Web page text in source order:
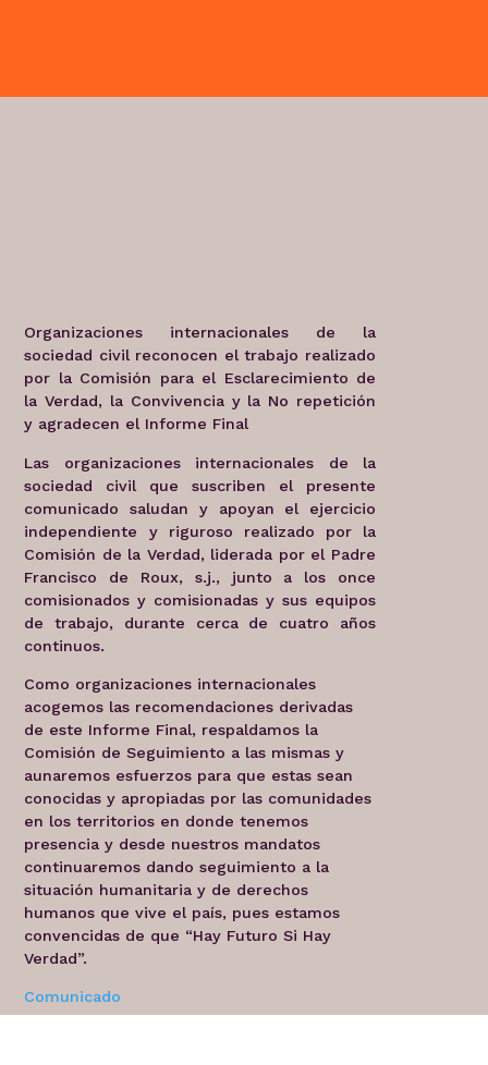
Organizaciones internacionales de la
sociedad civil reconocen el trabajo realizado
por la Comisión para el Esclarecimiento de
la Verdad, la Convivencia y la No repetición
y agradecen el Informe Final
Las organizaciones internacionales de la
sociedad civil que suscriben el presente
comunicado saludan y apoyan el ejercicio
independiente y riguroso realizado por la
Comisión de la Verdad, liderada por el Padre
Francisco de Roux, s.j., junto a los once
comisionados y comisionadas y sus equipos
de trabajo, durante cerca de cuatro años
continuos.
Como organizaciones internacionales
acogemos las recomendaciones derivadas
de este Informe Final, respaldamos la
Comisión de Seguimiento a las mismas y
aunaremos esfuerzos para que estas sean
conocidas y apropiadas por las comunidades
en los territorios en donde tenemos
presencia y desde nuestros mandatos
continuaremos dando seguimiento a la
situación humanitaria y de derechos
humanos que vive el país, pues estamos
convencidas de que “Hay Futuro Si Hay
Verdad”.
Comunicado